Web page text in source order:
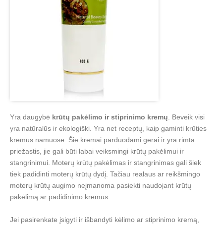
Yra daugybė krūtų pakėlimo ir stiprinimo kremų . Beveik visi
yra natūralūs ir ekologiški. Yra net receptų, kaip gaminti krūties
kremus namuose. Šie kremai parduodami gerai ir yra rimta
priežastis, jie gali būti labai veiksmingi krūtų pakėlimui ir
stangrinimui. Moterų krūtų pakėlimas ir stangrinimas gali šiek
tiek padidinti moterų krūtų dydį. Tačiau realaus ar reikšmingo
moterų krūtų augimo neįmanoma pasiekti naudojant krūtų
pakėlimą ar padidinimo kremus.
Jei pasirenkate įsigyti ir išbandyti kėlimo ar stiprinimo kremą,